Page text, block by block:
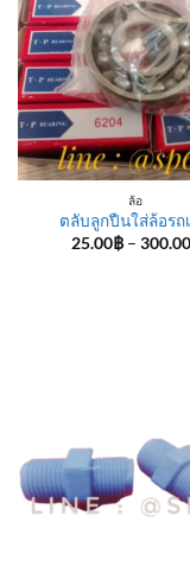
ล้อ
ตลับลูกปืนใส่ล้อรถ
25.00฿ – 300.00